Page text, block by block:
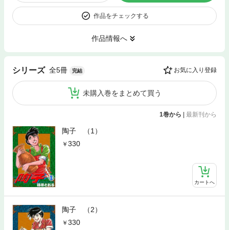
作品をチェックする
作品情報へ
シリーズ 全5冊 完結 お気に入り登録
未購入巻をまとめて買う
1巻から 最新刊から
陶子 （1）
330
カートへ
陶子 （2）
330